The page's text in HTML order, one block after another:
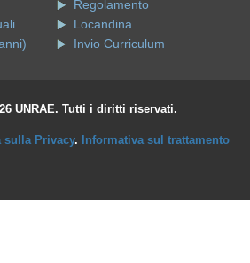
Regolamento
Locandina
Invio Curriculum
UNRAE. Tutti i diritti riservati.
sulla Privacy. Informativa sul trattamento